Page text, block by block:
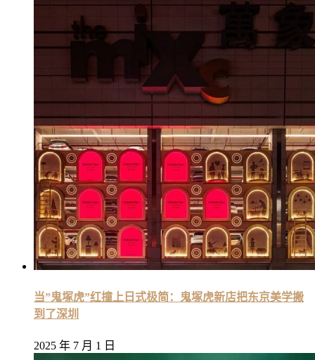
当”鬼塚虎”红撞上日式极简：鬼塚虎新店把东京美学搬
到了深圳
2025 年 7 月 1 日